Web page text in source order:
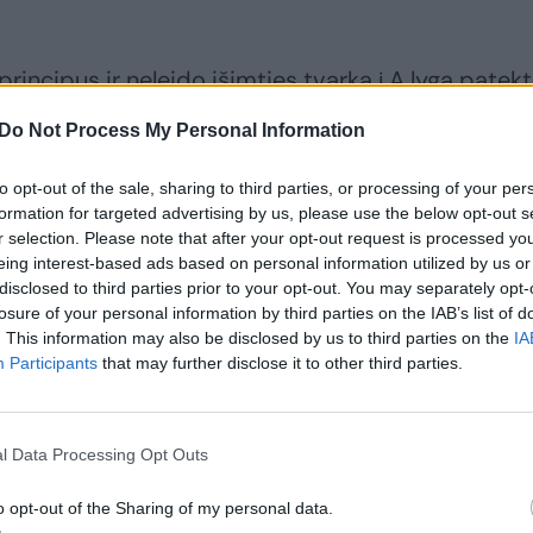
Do Not Process My Personal Information
opt-out of the sale, sharing to third parties, or processing of your
for targeted advertising by us, please use the below opt-out
selection. Please note that after your opt-out request is processed
interest-based ads based on personal information utilized by us
to third parties prior to your opt-out. You may separately
of your personal information by third parties on the IAB’s list of
This information may also be disclosed by us to third parties on the
Participants that may further disclose it to other third parties.
Data Processing Opt Outs
opt-out of the Sharing of my personal data.
ir neleido išimties tvarka į A lygą
„Atlantui“. Subyrėjus Kauno „Stumbrui“ A
– „Kauno Žalgiris“.
įdomybių netrūksta. „Sūduva“ visas viltis
teko užimti, atrodė, nepakeičiamo
futbolininkai džiūgauja sugrąžinę LFF